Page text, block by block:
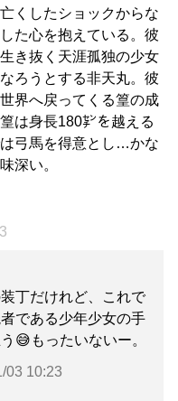
くしたショックからな
た心を抱えている。彼
き抜く天涯孤独の少女
ろうとする非天丸。彼
界へ戻ってくる篁の成
は身長180㌢を越える
弓馬を得意とし…かな
深い。
丁だけれど、これで
である少年少女の手
😅もったいないー。
03 10:23